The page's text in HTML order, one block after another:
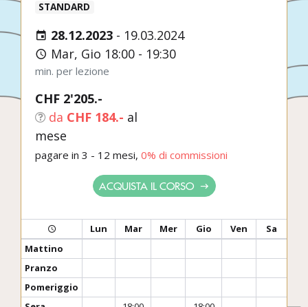
STANDARD
28.12.2023 - 19.03.2024
Mar, Gio 18:00 - 19:30
min. per lezione
CHF 2'205.-
da CHF 184.- al
mese
pagare in 3 - 12 mesi, 0% di commissioni
ACQUISTA IL CORSO
Lun Mar Mer Gio Ven
Sa
Mattino
Pranzo
Pomeriggio